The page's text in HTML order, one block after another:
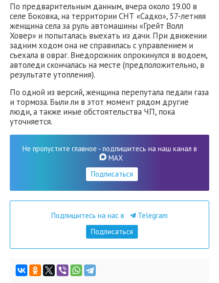
По предварительным данным, вчера около 19.00 в
селе Боковка, на территории СНТ «Садко», 57-летняя
женщина села за руль автомашины «Грейт Волл
Ховер» и попыталась выехать из дачи. При движении
задним ходом она не справилась с управлением и
съехала в овраг. Внедорожник опрокинулся в водоем,
автоледи скончалась на месте (предположительно, в
результате утопления).
По одной из версий, женщина перепутала педали газа
и тормоза. Были ли в этот момент рядом другие
люди, а также иные обстоятельства ЧП, пока
уточняется.
Не пропустите главное - подпишитесь на наш канал в
MAX
Подписаться
Подпишитесь на нас в
Telegram
Подписаться